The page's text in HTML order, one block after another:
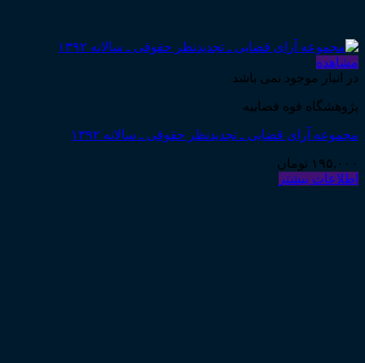
مشاهده
در انبار موجود نمی باشد
پژوهشگاه قوه قضاییه
مجموعه آرای قضایی ـ تجدیدنظر حقوقی ـ سالانه ۱۳۹۲
۱۹۵,۰۰۰ تومان
اطلاعات بیشتر